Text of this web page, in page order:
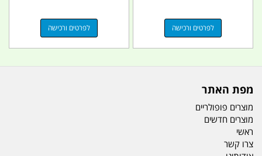
לפרטים ורכישה לפרטים ורכישה
מפת האתר
מוצרים פופולריים
מוצרים חדשים
ראשי
צרו קשר